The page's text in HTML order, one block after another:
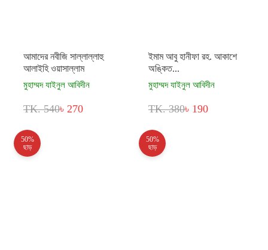
আমাদের নবীজি সাল্লাল্লাহু
আলাইহি ওয়াসাল্লাম
মুহাম্মদ যাইনুল আবিদীন
TK. 540৳ 270
ইমাম আবু হানীফা রহ. আকাশে
অঙ্কিত...
মুহাম্মদ যাইনুল আবিদীন
TK. 380৳ 190
50%
ছাড়
50%
ছাড়